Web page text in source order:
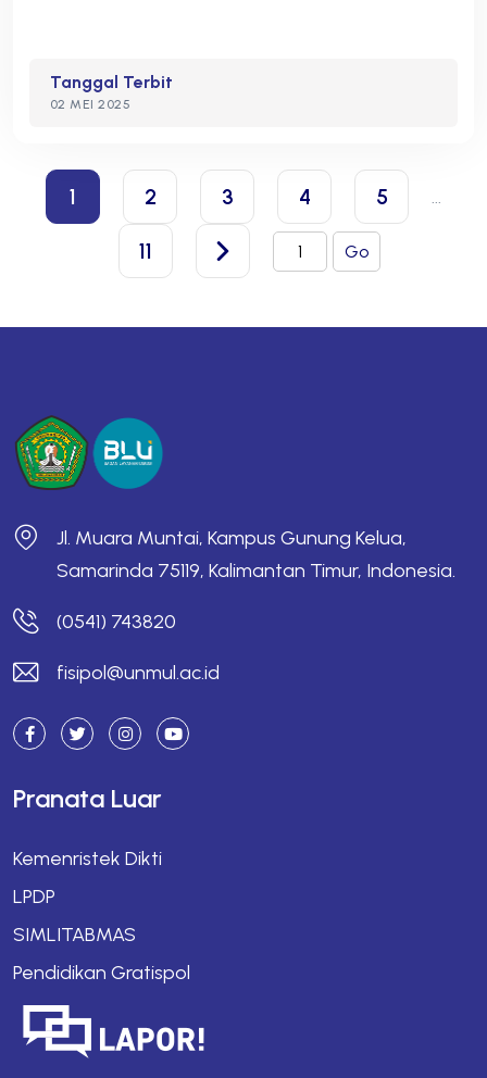
Tanggal Terbit
02 MEI 2025
1 2 3 4 5
11 Go
Jl. Muara Muntai, Kampus Gunung Kelua,
Samarinda 75119, Kalimantan Timur, Indonesia.
(0541) 743820
fisipol@unmul.ac.id
Pranata Luar
Kemenristek Dikti
LPDP
SIMLITABMAS
Pendidikan Gratispol